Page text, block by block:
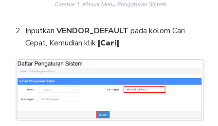
Gambar 1. Masuk Menu Pengaturan Sistem
Inputkan VENDOR_DEFAULT pada kolom Cari
Cepat, Kemudian klik |Cari|